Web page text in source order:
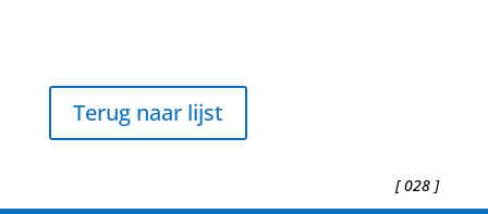
Terug naar lijst
[ 028 ]